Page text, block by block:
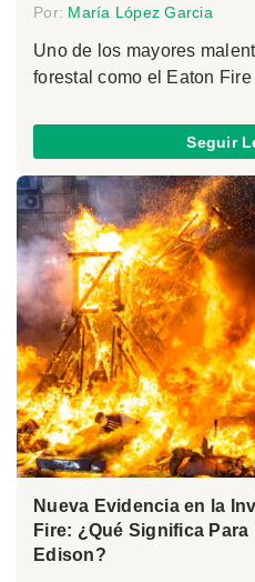
Por: María López Garcia
Uno de los mayores
forestal como el Eaton
Seguir
Nueva Evidencia en la
Fire: ¿Qué Significa
Edison?